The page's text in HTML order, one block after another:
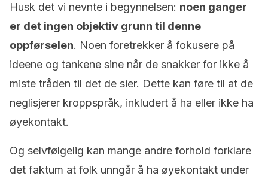
Husk det vi nevnte i begynnelsen: noen ganger
er det ingen objektiv grunn til denne
oppførselen. Noen foretrekker å fokusere på
ideene og tankene sine når de snakker for ikke å
miste tråden til det de sier. Dette kan føre til at de
neglisjerer kroppspråk, inkludert å ha eller ikke ha
øyekontakt.
Og selvfølgelig kan mange andre forhold forklare
det faktum at folk unngår å ha øyekontakt under